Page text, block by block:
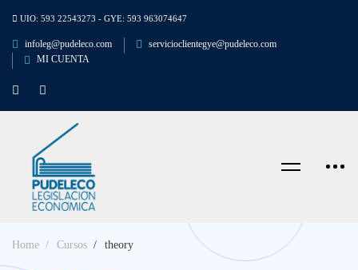
UIO: 593 22543273 - GYE: 593 963074647
infoleg@pudeleco.com
servicioclientegye@pudeleco.com
MI CUENTA
Home Cursos theory